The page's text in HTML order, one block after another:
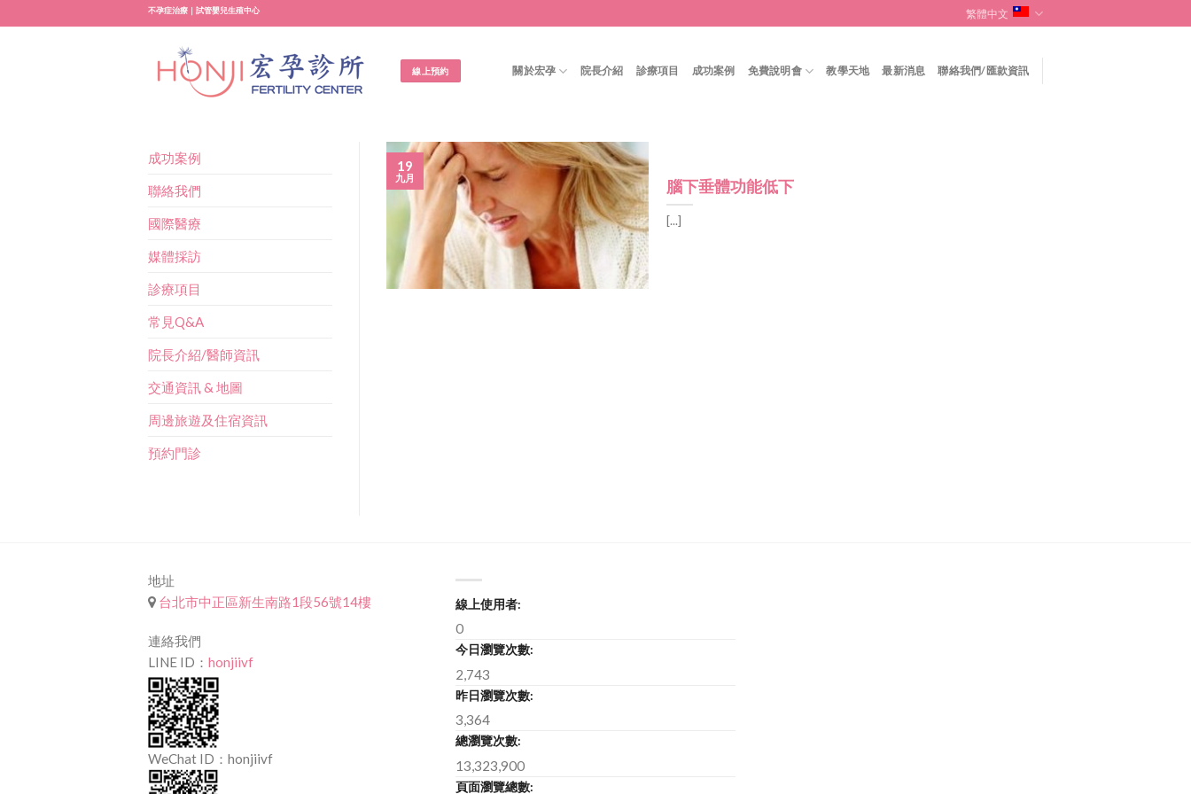
to
不孕症治療｜試管嬰兒生殖中心 繁體中文
線上預約 關於宏孕 院長介紹 診療項目 成功案例 免費說明會 教學天地 最新消息 聯絡我們/匯款資訊
成功案例
聯絡我們
國際醫療
媒體採訪
診療項目
常見Q&A
院長介紹/醫師資訊
交通資訊 & 地圖
周邊旅遊及住宿資訊
預約門診
腦下垂體功能低下
[...]
19
九月
地址
台北市中正區新生南路1段56號14樓
連絡我們
LINE ID： honjiivf
WeChat ID：honjiivf
線上使用者:
0
今日瀏覽次數:
2,743
昨日瀏覽次數:
3,364
總瀏覽次數:
13,323,900
頁面瀏覽總數: